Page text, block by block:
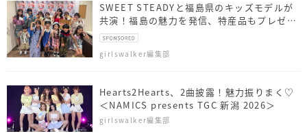
SWEET STEADYと福島県のキッズモデルが
共演！福島の魅力を発信、特産品もプレゼン
ト
girlswalker編集部
Hearts2Hearts、2曲披露！魅力振りまく♡
＜NAMICS presents TGC 新潟 2026＞
girlswalker編集部